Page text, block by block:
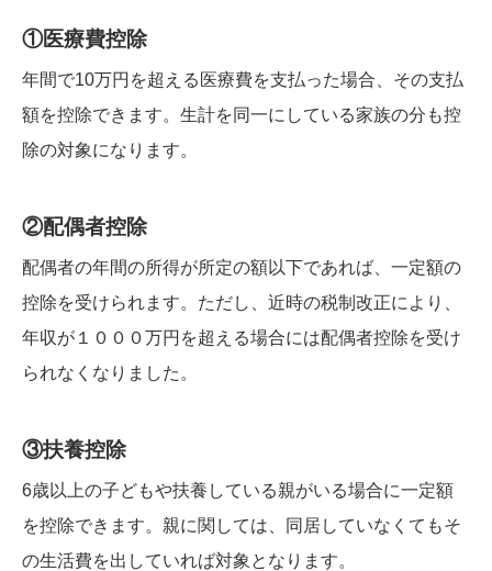
①医療費控除
年間で10万円を超える医療費を支払った場合、その支払
額を控除できます。生計を同一にしている家族の分も控
除の対象になります。
②配偶者控除
配偶者の年間の所得が所定の額以下であれば、一定額の
控除を受けられます。ただし、近時の税制改正により、
年収が１０００万円を超える場合には配偶者控除を受け
られなくなりました。
③扶養控除
6歳以上の子どもや扶養している親がいる場合に一定額
を控除できます。親に関しては、同居していなくてもそ
の生活費を出していれば対象となります。